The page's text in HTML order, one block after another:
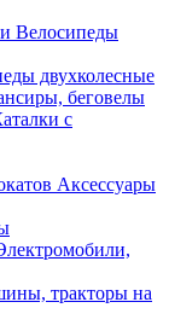
Велосипеды
двухколесные
беговелы
с
Аксессуары
тракторы на